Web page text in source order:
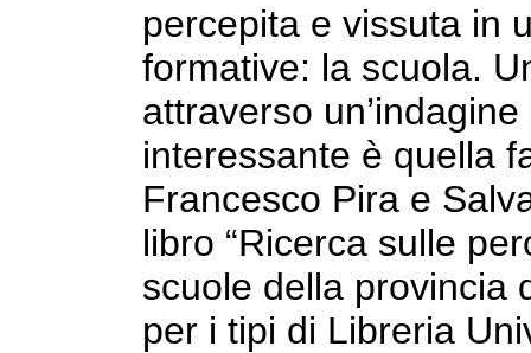
percepita e vissuta in
formative: la scuola.
attraverso
interessante è quella
Francesco Pira e
libro “Ricerca sulle
scuole della provincia
per i tipi di Libreria